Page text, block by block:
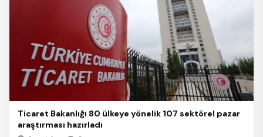
Ticaret Bakanlığı 80 ülkeye yönelik 107 sektörel pazar
araştırması hazırladı